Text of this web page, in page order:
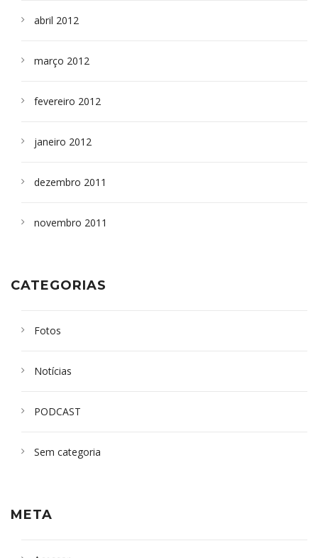
abril 2012
março 2012
fevereiro 2012
janeiro 2012
dezembro 2011
novembro 2011
CATEGORIAS
Fotos
Notícias
PODCAST
Sem categoria
META